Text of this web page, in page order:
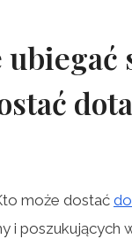
ubiegać
może dostać
i poszukujących